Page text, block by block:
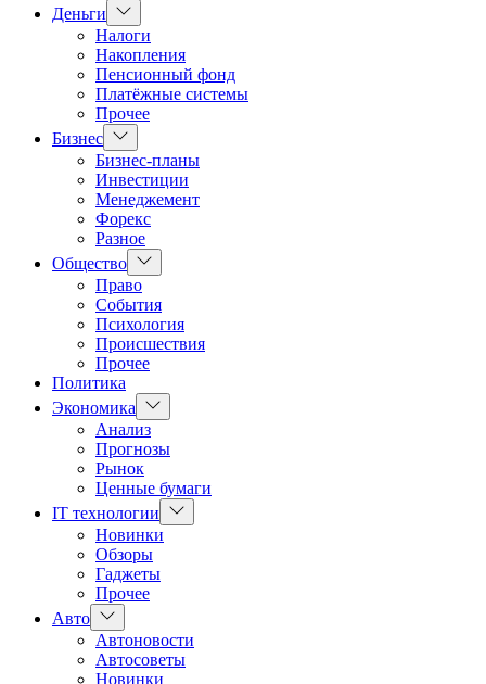
Деньги
Показать
подменю
Налоги
Накопления
Пенсионный фонд
Платёжные системы
Прочее
Бизнес Показать
подменю
Бизнес-планы
Инвестиции
Менеджемент
Форекс
Разное
Общество Показать
подменю
Право
События
Психология
Происшествия
Прочее
Политика
Экономика
Показать
подменю
Анализ
Прогнозы
Рынок
Ценные бумаги
IT технологии
Показать
подменю
Новинки
Обзоры
Гаджеты
Прочее
Авто Показать
подменю
Автоновости
Автосоветы
Новинки